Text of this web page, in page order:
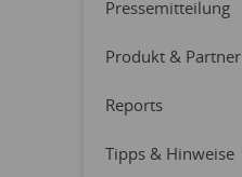
Pressemitteilung
Produkt & Partner
Reports
Tipps & Hinweise